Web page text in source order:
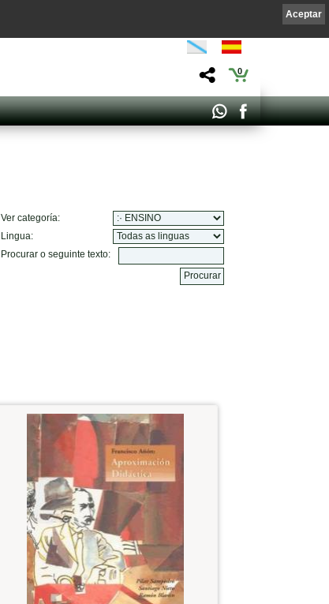
0
Ver categoría:
Lingua:
Procurar o seguinte texto:
Aceptar